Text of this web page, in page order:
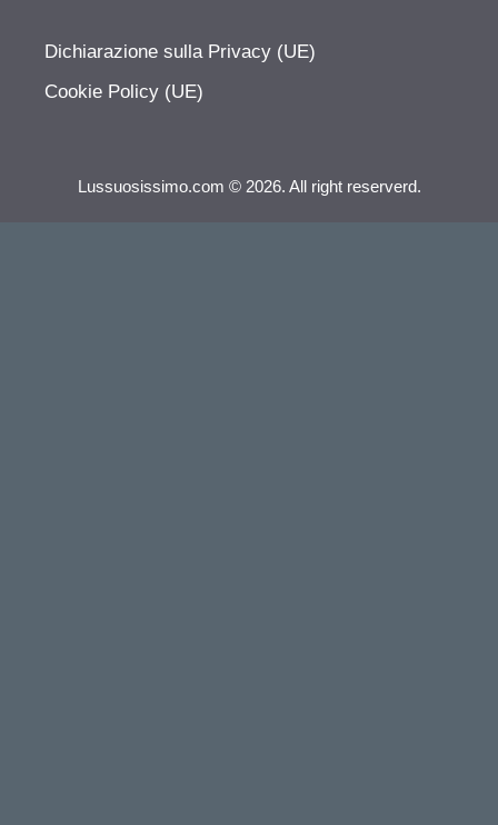
Dichiarazione sulla Privacy (UE)
Cookie Policy (UE)
Lussuosissimo.com © 2026. All right reserverd.